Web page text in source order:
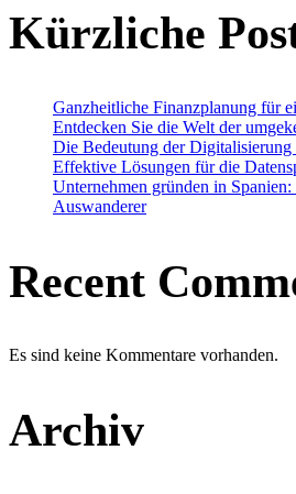
Kürzliche
Ganzheitliche Finanzplanung für
Entdecken Sie die Welt der
Die Bedeutung der Digitalisierung
Effektive Lösungen für die
Unternehmen gründen in
Auswanderer
Recent
Es sind keine Kommentare vorhanden.
Archiv